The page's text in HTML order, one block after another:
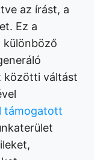
az írást, a
Ez a
különböző
közötti váltást
támogatott